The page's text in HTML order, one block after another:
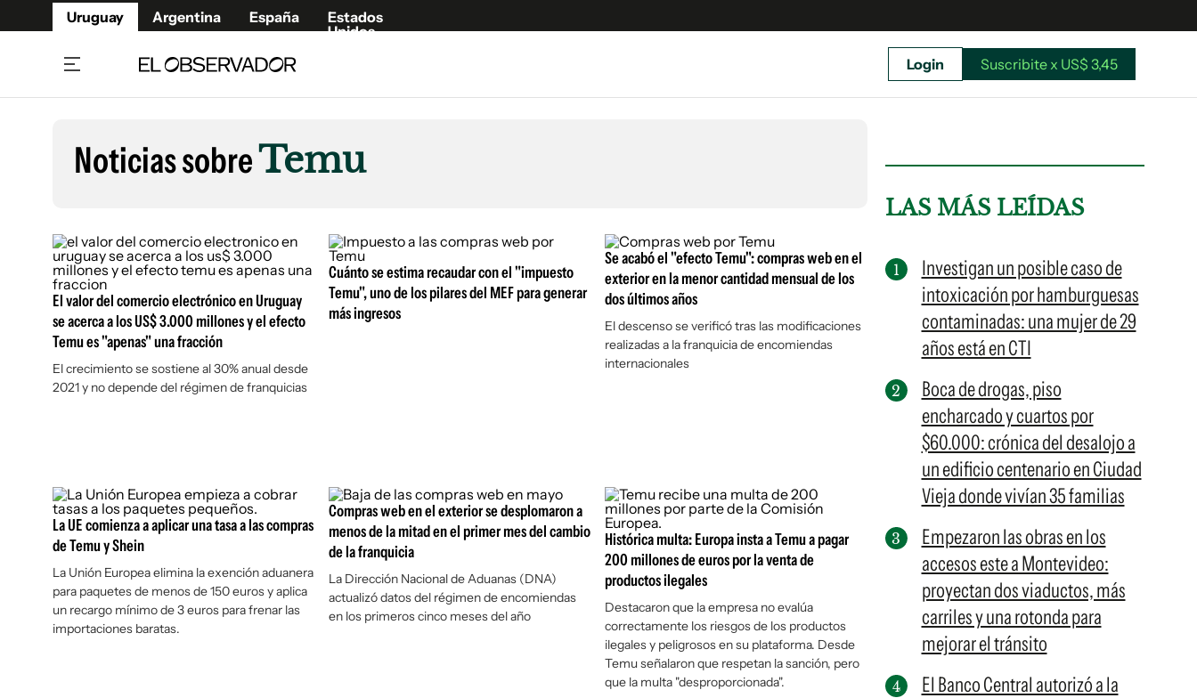
Uruguay Argentina España
Estados
Unidos
Beneficios Member
Café y Negocios
Economía y Empresas
Agro
Brand Studio
Mundo
Cultura y Espectáculos
Fúnebres
Publicaciones
Newsletters
Argentina
España
Suscribite x US$ 3,45
Login Suscribite x US$ 3,45
Noticias sobreTemu
El valor del comercio electrónico en Uruguay
se acerca a los US$ 3.000 millones y el efecto
Temu es "apenas" una fracción
El crecimiento se sostiene al 30% anual desde
2021 y no depende del régimen de franquicias
Cuánto se estima recaudar con el "impuesto
Temu", uno de los pilares del MEF para generar
más ingresos
Se acabó el "efecto Temu": compras web en el
exterior en la menor cantidad mensual de los
dos últimos años
El descenso se verificó tras las modificaciones
realizadas a la franquicia de encomiendas
internacionales
La UE comienza a aplicar una tasa a las compras
de Temu y Shein
La Unión Europea elimina la exención aduanera
para paquetes de menos de 150 euros y aplica
un recargo mínimo de 3 euros para frenar las
importaciones baratas.
Compras web en el exterior se desplomaron a
menos de la mitad en el primer mes del cambio
de la franquicia
La Dirección Nacional de Aduanas (DNA)
actualizó datos del régimen de encomiendas
en los primeros cinco meses del año
Histórica multa: Europa insta a Temu a pagar
200 millones de euros por la venta de
productos ilegales
Destacaron que la empresa no evalúa
correctamente los riesgos de los productos
ilegales y peligrosos en su plataforma. Desde
Temu señalaron que respetan la sanción, pero
que la multa "desproporcionada".
LAS MÁS LEÍDAS
Investigan un posible caso de
intoxicación por hamburguesas
contaminadas: una mujer de 29
años está en CTI
Boca de drogas, piso
encharcado y cuartos por
$60.000: crónica del desalojo a
un edificio centenario en Ciudad
Vieja donde vivían 35 familias
Empezaron las obras en los
accesos este a Montevideo:
proyectan dos viaductos, más
carriles y una rotonda para
mejorar el tránsito
El Banco Central autorizó a la